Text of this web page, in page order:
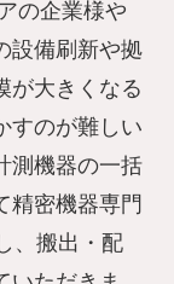
の企業様や
設備刷新や拠
が大きくなる
すのが難しい
測機器の一括
精密機器専門
、搬出・配